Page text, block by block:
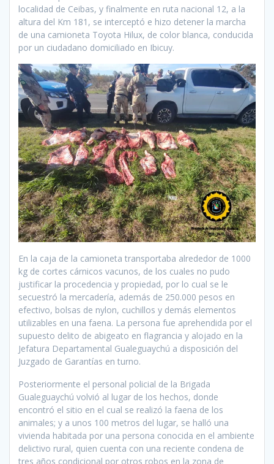
localidad de Ceibas, y finalmente en ruta nacional 12, a la
altura del Km 181, se interceptó e hizo detener la marcha
de una camioneta Toyota Hilux, de color blanca, conducida
por un ciudadano domiciliado en Ibicuy.
En la caja de la camioneta transportaba alrededor de 1000
kg de cortes cárnicos vacunos, de los cuales no pudo
justificar la procedencia y propiedad, por lo cual se le
secuestró la mercadería, además de 250.000 pesos en
efectivo, bolsas de nylon, cuchillos y demás elementos
utilizables en una faena. La persona fue aprehendida por el
supuesto delito de abigeato en flagrancia y alojado en la
Jefatura Departamental Gualeguaychú a disposición del
Juzgado de Garantías en turno.
Posteriormente el personal policial de la Brigada
Gualeguaychú volvió al lugar de los hechos, donde
encontró el sitio en el cual se realizó la faena de los
animales; y a unos 100 metros del lugar, se halló una
vivienda habitada por una persona conocida en el ambiente
delictivo rural, quien cuenta con una reciente condena de
tres años condicional por otros robos en la zona de